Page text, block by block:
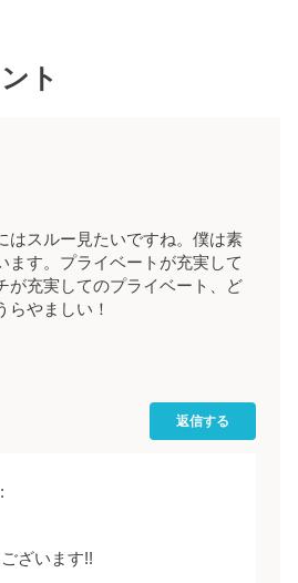
ト
はスルー見たいですね。僕は素
ます。プライベートが充実して
が充実してのプライベート、ど
らやましい！
返信する
ざいます!!